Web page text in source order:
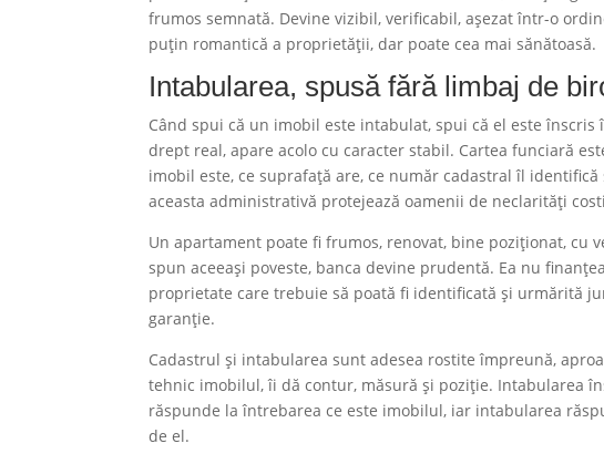
frumos semnată. Devine vizibil, verificabil, așezat într-o
puțin romantică a proprietății, dar poate cea mai sănătoasă.
Intabularea, spusă fără limbaj de
Când spui că un imobil este intabulat, spui că el este
drept real, apare acolo cu caracter stabil. Cartea funciară
imobil este, ce suprafață are, ce număr cadastral îl
aceasta administrativă protejează oamenii de neclarități
Un apartament poate fi frumos, renovat, bine poziționat, cu
spun aceeași poveste, banca devine prudentă. Ea nu
proprietate care trebuie să poată fi identificată și urmărită
garanție.
Cadastrul și intabularea sunt adesea rostite împreună,
tehnic imobilul, îi dă contur, măsură și poziție. Intabularea
răspunde la întrebarea ce este imobilul, iar intabularea
de el.